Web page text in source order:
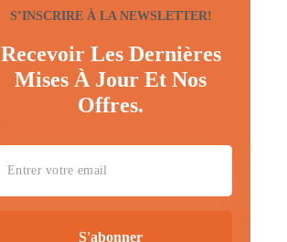
S’INSCRIRE À LA NEWSLETTER!
Recevoir Les Dernières
Mises À Jour Et Nos
Offres.
S'abonner